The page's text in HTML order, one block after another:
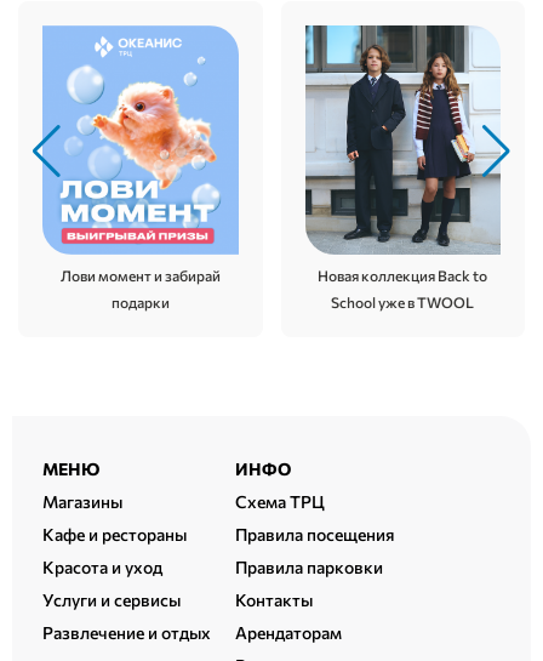
Лови момент и забирай
подарки
Новая коллекция Back to
School уже в TWOOL
Расширенный
подвал
МЕНЮ
Магазины
Кафе и рестораны
Красота и уход
Услуги и сервисы
Развлечение и отдых
ИНФО
Схема ТРЦ
Правила посещения
Правила парковки
Контакты
Арендаторам